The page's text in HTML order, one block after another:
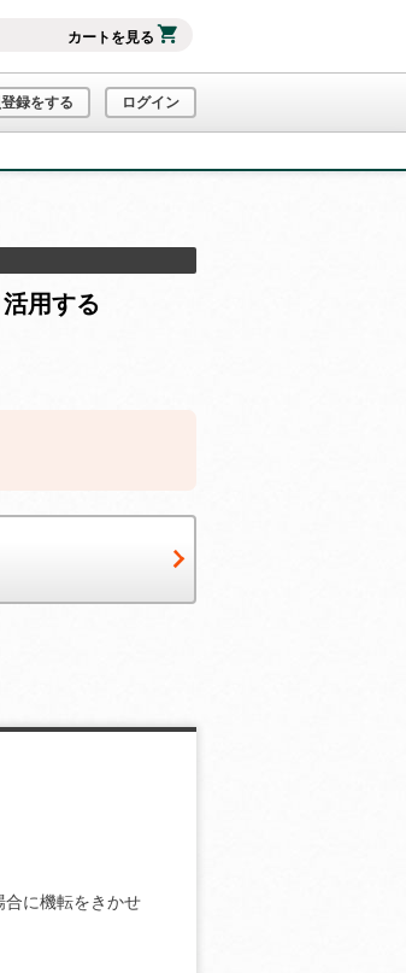
カートを見る
録をする ログイン
用する
に機転をきかせ